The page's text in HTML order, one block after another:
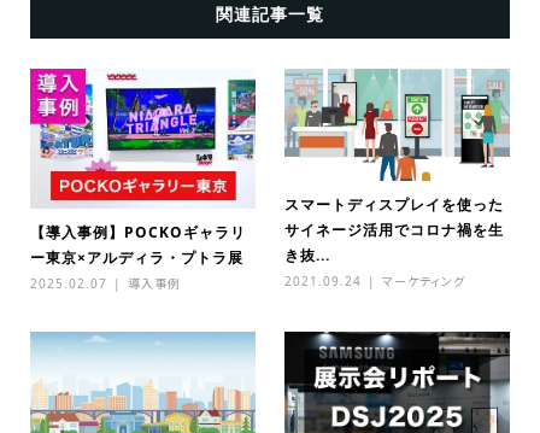
関連記事一覧
【導入事例】POCKOギャラリ
ー東京×アルディラ・プトラ展
2025.02.07 導入事例
スマートディスプレイを使った
サイネージ活用でコロナ禍を生
き抜...
2021.09.24 マーケティング